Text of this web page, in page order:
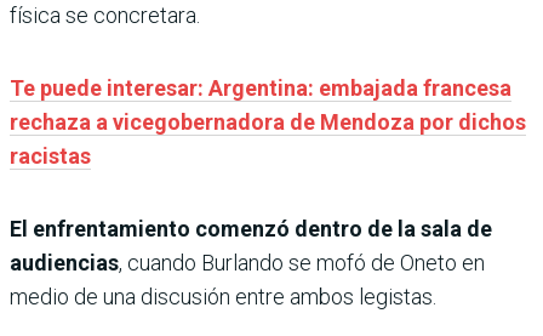
física se concretara.
Te puede interesar: Argentina: embajada francesa
rechaza a vicegobernadora de Mendoza por dichos
racistas
El enfrentamiento comenzó dentro de la sala de
audiencias, cuando Burlando se mofó de Oneto en
medio de una discusión entre ambos legistas.